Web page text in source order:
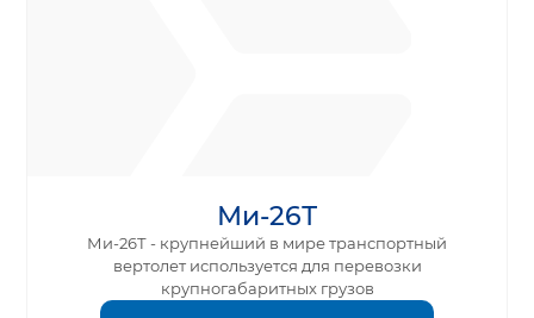
Ми-26Т
Ми-26Т - крупнейший в мире транспортный
вертолет используется для перевозки
крупногабаритных грузов